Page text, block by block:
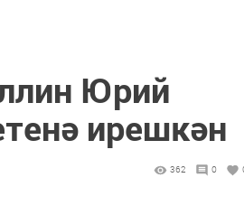
Юрий
ирешкән
362 0